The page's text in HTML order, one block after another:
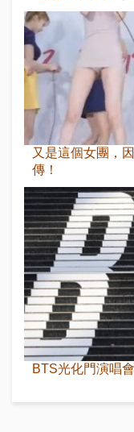
又是這個女團，
傳！
BTS光化門演唱